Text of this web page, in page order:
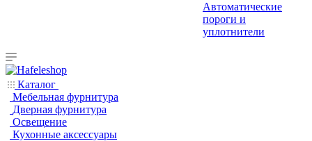
Автоматические
пороги и
уплотнители
Каталог
Мебельная фурнитура
Дверная фурнитура
Освещение
Кухонные аксессуары